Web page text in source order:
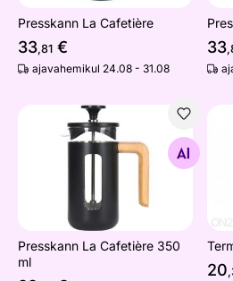
Presskann La Cafetière
33,81 €
ajavahemikul 24.08 - 31.08
33
Presskann La Cafetière 350 ml
Otsi sarnaseid
Presskann La Cafetière 350
ml
20